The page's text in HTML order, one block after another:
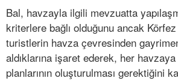
Bal, havzayla ilgili mevzuatta
kriterlere bağlı olduğunu ancak
turistlerin havza çevresinden
aldıklarına işaret ederek, her
planlarının oluşturulması gerektiğini